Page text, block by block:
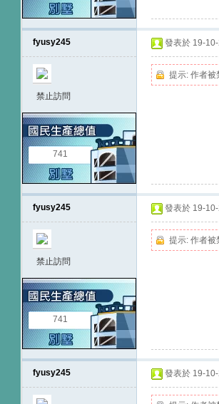
fyusy245
禁止訪問
741
發表於 19-
提示: 作者被
fyusy245
禁止訪問
741
發表於 19-
提示: 作者被
fyusy245 發表於 19-